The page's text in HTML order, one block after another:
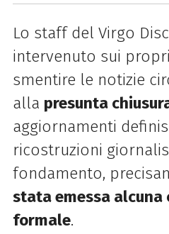
Lo staff del Virgo
intervenuto sui propri
smentire le notizie
alla presunta
aggiornamenti
ricostruzioni
fondamento,
stata emessa alcuna
formale.